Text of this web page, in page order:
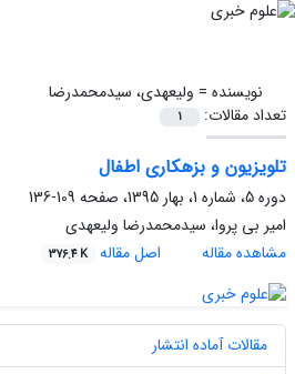
نویسنده = ولیعهدی، سیدمحمدرضا
تعداد مقالات:
1
تلویزیون و بزهکاری اطفال
دوره 5، شماره 1، بهار 1395، صفحه
109-136
امیر بی پروا، سیدمحمدرضا ولیعهدی
مشاهده مقاله
اصل مقاله 376.4 K
مقالات آماده انتشار